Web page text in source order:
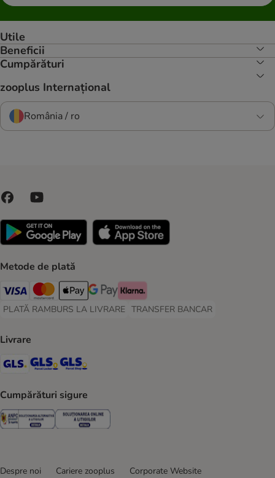
Utile
Beneficii
Cumpărături
zooplus Internațional
România / ro
Metode de plată
Visa Payment Method
Master Card Payment Method
Apple Pay Payment Method
Google Pay Payment Method
Klarna Payment Method
PLATĂ RAMBURS LA LIVRARE
PLATĂ RAMBURS LA LIVRARE Payment Method
TRANSFER BANCAR
TRANSFER BANCAR Payment
Livrare
GLS Shipping Method
GLS Locker Shipping Method
Cumpărături sigure
Security Security
Despre noi Cariere zooplus
Corporate Website